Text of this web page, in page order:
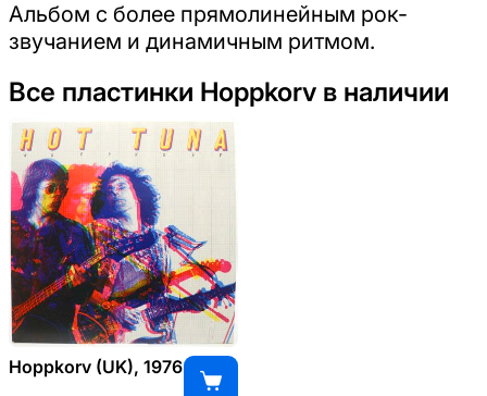
Альбом с более прямолинейным рок-
звучанием и динамичным ритмом.
Все пластинки Hoppkorv в наличии
Hoppkorv (UK), 1976